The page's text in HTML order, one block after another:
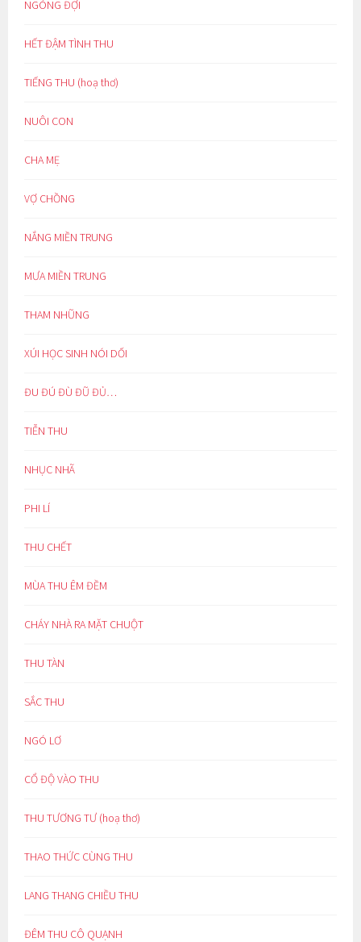
NGÓNG ĐỢI
HẾT ĐẬM TÌNH THU
TIẾNG THU (hoạ thơ)
NUÔI CON
CHA MẸ
VỢ CHỒNG
NẮNG MIỀN TRUNG
MƯA MIỀN TRUNG
THAM NHŨNG
XÚI HỌC SINH NÓI DỐI
ĐU ĐÚ ĐÙ ĐŨ ĐỦ…
TIỄN THU
NHỤC NHÃ
PHI LÍ
THU CHẾT
MÙA THU ÊM ĐỀM
CHÁY NHÀ RA MẶT CHUỘT
THU TÀN
SẮC THU
NGÓ LƠ
CỔ ĐỘ VÀO THU
THU TƯƠNG TƯ (hoạ thơ)
THAO THỨC CÙNG THU
LANG THANG CHIỀU THU
ĐÊM THU CÔ QUẠNH